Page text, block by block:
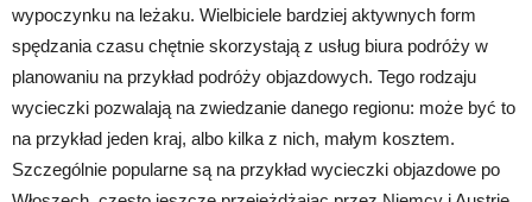
wypoczynku na leżaku. Wielbiciele bardziej aktywnych form
spędzania czasu chętnie skorzystają z usług biura podróży w
planowaniu na przykład podróży objazdowych. Tego rodzaju
wycieczki pozwalają na zwiedzanie danego regionu: może być to
na przykład jeden kraj, albo kilka z nich, małym kosztem.
Szczególnie popularne są na przykład wycieczki objazdowe po